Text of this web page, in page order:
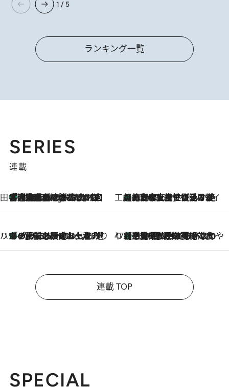
1 / 5
ランキング一覧
SERIES
連載
田中稲の勝手に再ブーム
4 Hours Ago
「湘南乃風に憧れて」観客大盛上がりの“タオル回し”に、ラッパー顔負けの高速歌唱まで…さだまさし（74）のアグレッシブすぎる現在地 工藤まやのおもてなしハワイ
2026.8.6
【ハワイ土産】ローカルの絶大な支持で復活！ 絶品の幻クッキー《元ファンの日本人女性が受け継いだ名店》
ハワイ賢者 リサのお気に入りリスト2026.8.6
あの伝説の限定トートも！ リニューアルした「ディーン＆デルーカ ハワイ」で必須のお土産8選 47都道府県の手みやげ ひんやりスイーツで夏を満喫
2026.8.6
【三重県】この夏絶対食べたい 冷やしておいしいおやつ3選 お餅×アイスの新感覚スイーツ
連載 TOP
SPECIAL